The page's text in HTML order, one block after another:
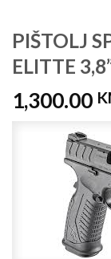
PIŠTOLJ
ELITTE
1,300.00